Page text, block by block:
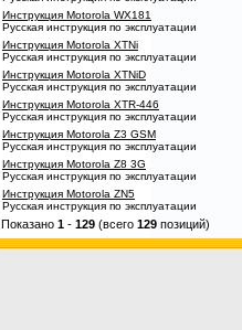
Инструкция Motorola WX181
Русская инструкция по эксплуатации
Инструкция Motorola XTNi
Русская инструкция по эксплуатации
Инструкция Motorola XTNiD
Русская инструкция по эксплуатации
Инструкция Motorola XTR-446
Русская инструкция по эксплуатации
Инструкция Motorola Z3 GSM
Русская инструкция по эксплуатации
Инструкция Motorola Z8 3G
Русская инструкция по эксплуатации
Инструкция Motorola ZN5
Русская инструкция по эксплуатации
Показано 1 - 129 (всего 129 позиций)